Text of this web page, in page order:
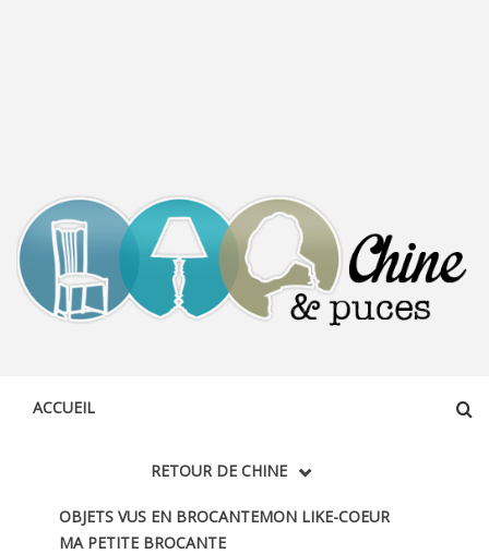
ACCUEIL
RETOUR DE CHINE
OBJETS VUS EN BROCANTEMON LIKE-COEUR
MA PETITE BROCANTE